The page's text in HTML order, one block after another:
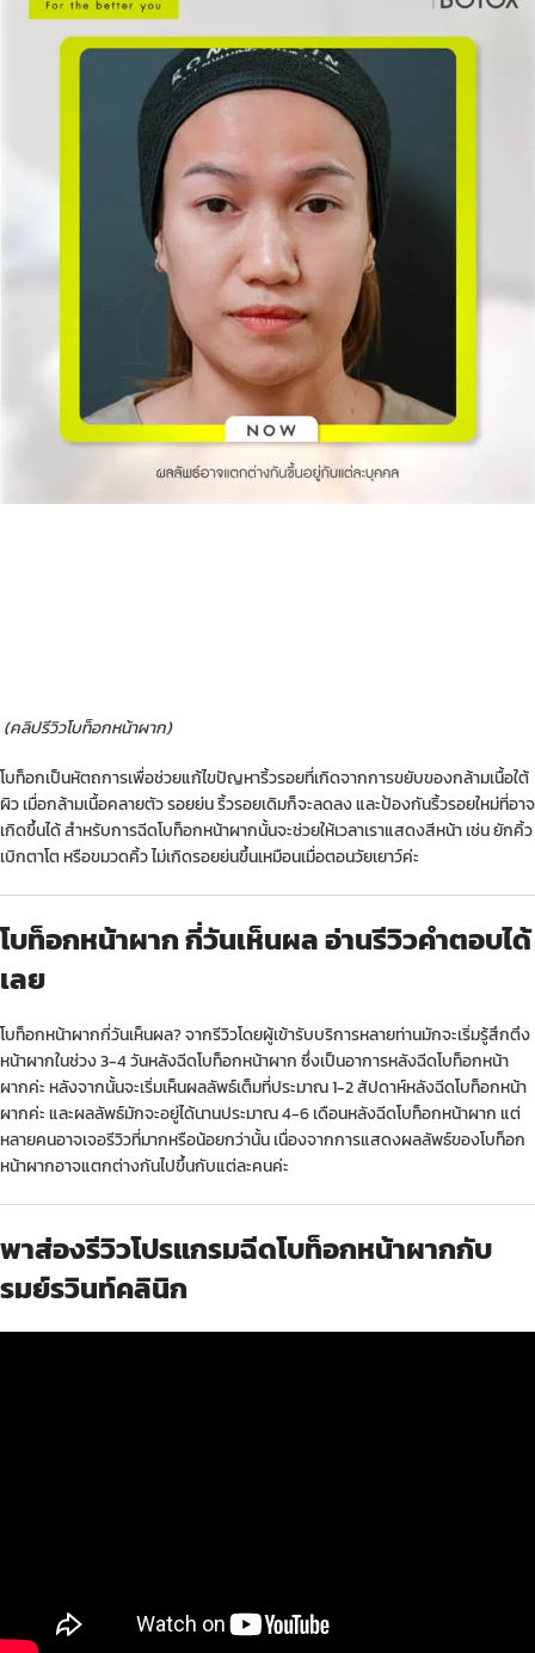
(คลิปรีวิวโบท็อกหน้าผาก)
โบท็อกเป็นหัตถการเพื่อช่วยแก้ไขปัญหาริ้วรอยที่เกิดจากการขยับของกล้ามเนื้อใต้
ผิว เมื่อกล้ามเนื้อคลายตัว รอยย่น ริ้วรอยเดิมก็จะลดลง และป้องกันริ้วรอยใหม่ที่อาจ
เกิดขึ้นได้ สำหรับการฉีดโบท็อกหน้าผากนั้นจะช่วยให้เวลาเราแสดงสีหน้า เช่น ยักคิ้ว
เบิกตาโต หรือขมวดคิ้ว ไม่เกิดรอยย่นขึ้นเหมือนเมื่อตอนวัยเยาว์ค่ะ
โบท็อกหน้าผาก กี่วันเห็นผล อ่านรีวิวคำตอบได้
เลย
โบท็อกหน้าผากกี่วันเห็นผล? จากรีวิวโดยผู้เข้ารับบริการหลายท่านมักจะเริ่มรู้สึกตึง
หน้าผากในช่วง 3-4 วันหลังฉีดโบท็อกหน้าผาก ซึ่งเป็นอาการหลังฉีดโบท็อกหน้า
ผากค่ะ หลังจากนั้นจะเริ่มเห็นผลลัพธ์เต็มที่ประมาณ 1-2 สัปดาห์หลังฉีดโบท็อกหน้า
ผากค่ะ และผลลัพธ์มักจะอยู่ได้นานประมาณ 4-6 เดือนหลังฉีดโบท็อกหน้าผาก แต่
หลายคนอาจเจอรีวิวที่มากหรือน้อยกว่านั้น เนื่องจากการแสดงผลลัพธ์ของโบท็อก
หน้าผากอาจแตกต่างกันไปขึ้นกับแต่ละคนค่ะ
พาส่องรีวิวโปรแกรมฉีดโบท็อกหน้าผากกับ
รมย์รวินท์คลินิก